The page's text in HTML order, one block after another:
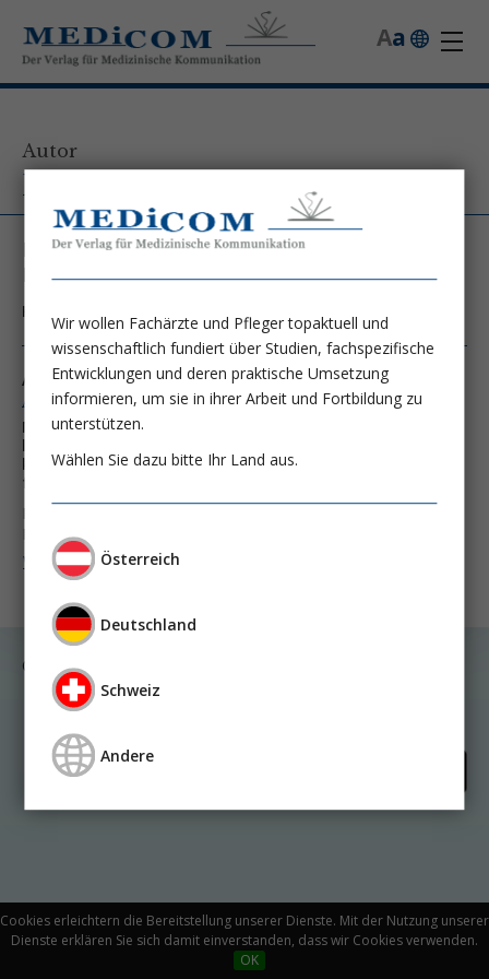
Cookies erleichtern die Bereitstellung unserer Dienste. Mit der Nutzung unserer
Dienste erklären Sie sich damit einverstanden, dass wir Cookies verwenden.
OK
a
A
Autor
Dr. med. Klaus Burkhardt
KfH Kuratorium für Dialyse und
Nierentransplantation, KfH Nierenzentrum
Kontakt unter:
Autor von folgenden Artikeln:
Ausgabe 3/01
Myeloid-Related Protein (MRP) 8/14, ein neuer
leukozytärer, transendothelialer Migrationsmarker,
könnte helfen, akute Nierentransplantatabstoßungen
früher zu diagnostizieren
Dr. med. Klaus Burkhardt
Prof. Dr. med. Ulrich Kunzendorf
Weiter lesen ...
© Medicom VerlagsgmbH
Wir wollen Fachärzte und Pfleger topaktuell und
wissenschaftlich fundiert über Studien, fachspezifische
Entwicklungen und deren praktische Umsetzung
informieren, um sie in ihrer Arbeit und Fortbildung zu
unterstützen.
Wählen Sie dazu bitte Ihr Land aus.
Österreich
Deutschland
Schweiz
Andere